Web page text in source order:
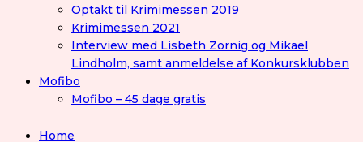
Optakt til Krimimessen 2019
Krimimessen 2021
Interview med Lisbeth Zornig og Mikael
Lindholm, samt anmeldelse af Konkursklubben
Mofibo
Mofibo – 45 dage gratis
Home